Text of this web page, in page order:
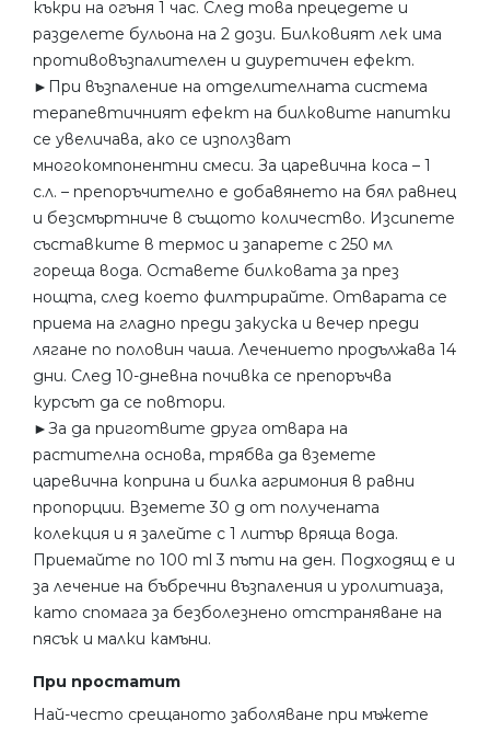
къкри на огъня 1 час. След това прецедете и
разделете бульона на 2 дози. Билковият лек има
противовъзпалителен и диуретичен ефект.
►При възпаление на отделителната система
терапевтичният ефект на билковите напитки
се увеличава, ако се използват
многокомпонентни смеси. За царевична коса – 1
с.л. – препоръчително е добавянето на бял равнец
и безсмъртниче в същото количество. Изсипете
съставките в термос и запарете с 250 мл
гореща вода. Оставете билковата за през
нощта, след което филтрирайте. Отварата се
приема на гладно преди закуска и вечер преди
лягане по половин чаша. Лечението продължава 14
дни. След 10-дневна почивка се препоръчва
курсът да се повтори.
►За да приготвите друга отвара на
растителна основа, трябва да вземете
царевична коприна и билка агримония в равни
пропорции. Вземете 30 g от получената
колекция и я залейте с 1 литър вряща вода.
Приемайте по 100 ml 3 пъти на ден. Подходящ е и
за лечение на бъбречни възпаления и уролитиаза,
като спомага за безболезнено отстраняване на
пясък и малки камъни.
При простатит
Най-често срещаното заболяване при мъжете